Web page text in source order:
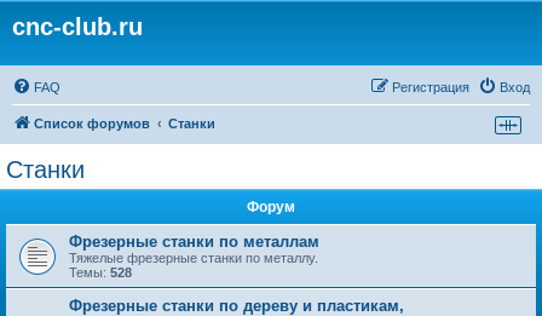
cnc-club.ru
FAQ Вход
Регистрация
Список форумов Станки
Станки
Форум
Фрезерные станки по металлам
Тяжелые фрезерные станки по металлу.
Темы: 528
Фрезерные станки по дереву и пластикам,